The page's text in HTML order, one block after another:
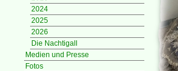
2024
2025
2026
Die Nachtigall
Medien und Presse
Fotos